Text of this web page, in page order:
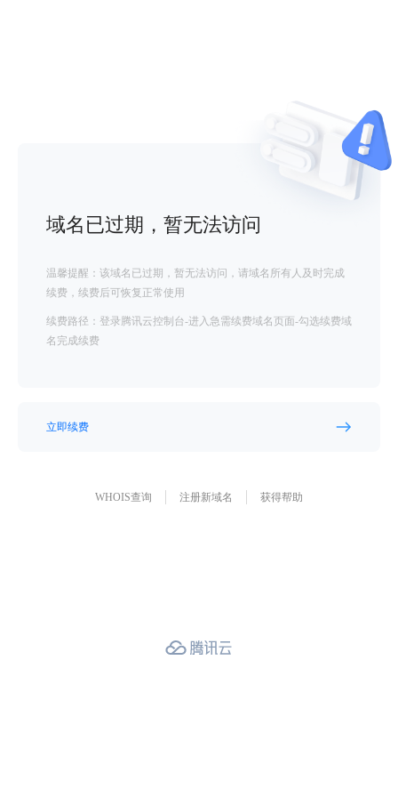
域名已过期，暂无法访问
温馨提醒：该域名已过期，暂无法访问，请域名所有人及时完成
续费，续费后可恢复正常使用
续费路径：登录腾讯云控制台-进入急需续费域名页面-勾选续费域
名完成续费
立即续费
WHOIS查询 注册新域名 获得帮助